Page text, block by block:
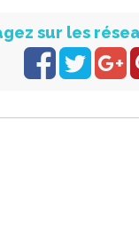
sur les